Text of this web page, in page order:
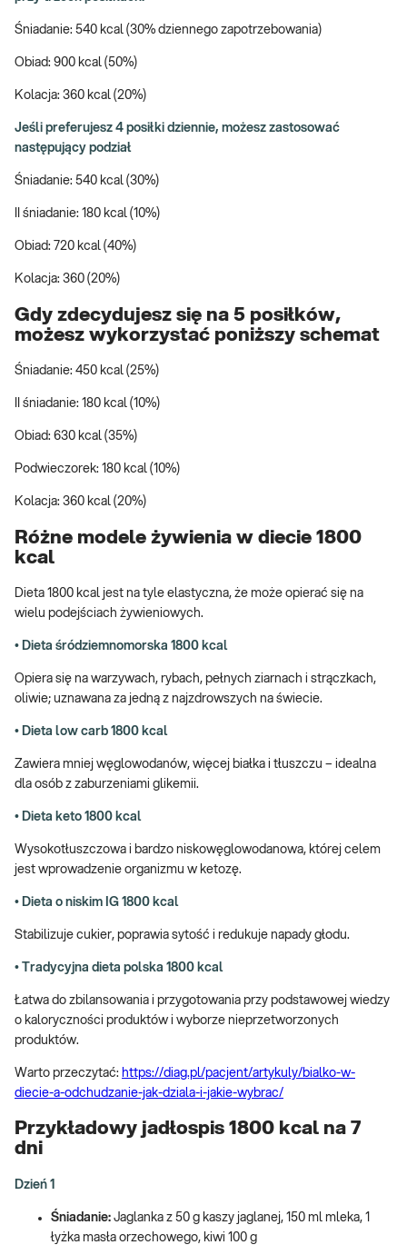
Śniadanie: 540 kcal (30% dziennego zapotrzebowania)
Obiad: 900 kcal (50%)
Kolacja: 360 kcal (20%)
Jeśli preferujesz 4 posiłki dziennie, możesz zastosować
następujący podział
Śniadanie: 540 kcal (30%)
II śniadanie: 180 kcal (10%)
Obiad: 720 kcal (40%)
Kolacja: 360 (20%)
Gdy zdecydujesz się na 5 posiłków,
możesz wykorzystać poniższy schemat
Śniadanie: 450 kcal (25%)
II śniadanie: 180 kcal (10%)
Obiad: 630 kcal (35%)
Podwieczorek: 180 kcal (10%)
Kolacja: 360 kcal (20%)
Różne modele żywienia w diecie 1800
kcal
Dieta 1800 kcal jest na tyle elastyczna, że może opierać się na
wielu podejściach żywieniowych.
• Dieta śródziemnomorska 1800 kcal
Opiera się na warzywach, rybach, pełnych ziarnach i strączkach,
oliwie; uznawana za jedną z najzdrowszych na świecie.
• Dieta low carb 1800 kcal
Zawiera mniej węglowodanów, więcej białka i tłuszczu – idealna
dla osób z zaburzeniami glikemii.
• Dieta keto 1800 kcal
Wysokotłuszczowa i bardzo niskowęglowodanowa, której celem
jest wprowadzenie organizmu w ketozę.
• Dieta o niskim IG 1800 kcal
Stabilizuje cukier, poprawia sytość i redukuje napady głodu.
• Tradycyjna dieta polska 1800 kcal
Łatwa do zbilansowania i przygotowania przy podstawowej wiedzy
o kaloryczności produktów i wyborze nieprzetworzonych
produktów.
Warto przeczytać: https://diag.pl/pacjent/artykuly/bialko-w-
diecie-a-odchudzanie-jak-dziala-i-jakie-wybrac/
Przykładowy jadłospis 1800 kcal na 7
dni
Dzień 1
Śniadanie: Jaglanka z 50 g kaszy jaglanej, 150 ml mleka, 1
łyżka masła orzechowego, kiwi 100 g